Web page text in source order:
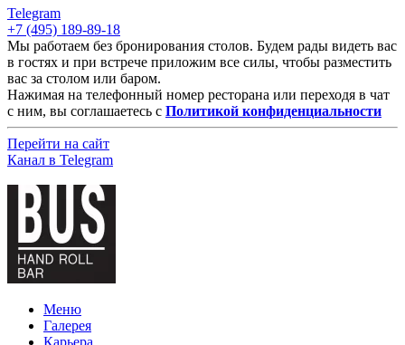
Telegram
+7 (495) 189-89-18
Мы работаем без бронирования столов. Будем рады видеть вас
в гостях и при встрече приложим все силы, чтобы разместить
вас за столом или баром.
Нажимая на телефонный номер ресторана или переходя в чат
с ним, вы соглашаетесь с Политикой конфиденциальности
Перейти на сайт
Канал в Telegram
Меню
Галерея
Карьера